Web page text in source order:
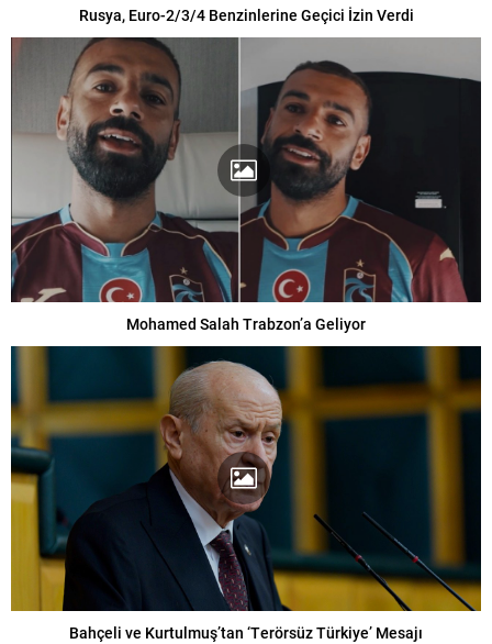
Rusya, Euro-2/3/4 Benzinlerine Geçici İzin Verdi
Mohamed Salah Trabzon’a Geliyor
Bahçeli ve Kurtulmuş’tan ‘Terörsüz Türkiye’ Mesajı